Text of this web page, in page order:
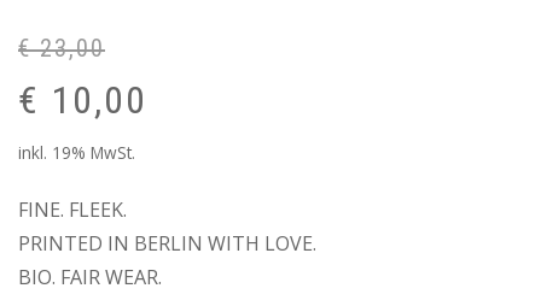
5.00 von 5,
basierend
Kundenbewertungen
€23,00
URSPRÜNGLICHER
PREIS
WAR:
€ 10,00
AKTUELLER
IST:
€ 10,00.
inkl. 19% MwSt.
FINE. FLEEK.
PRINTED IN BERLIN WITH LOVE.
BIO. FAIR WEAR.